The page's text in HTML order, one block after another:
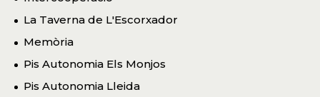
La Taverna de L'Escorxador
Memòria
Pis Autonomia Els Monjos
Pis Autonomia Lleida